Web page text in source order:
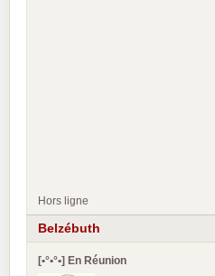
Hors ligne
Belzébuth
[•°•°•] En Réunion